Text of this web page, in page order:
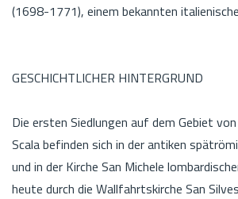
(1698-1771), einem bekannten
GESCHICHTLICHER HINTERGRUND
Die ersten Siedlungen auf dem Gebiet
Scala befinden sich in der antiken
und in der Kirche San Michele
heute durch die Wallfahrtskirche San